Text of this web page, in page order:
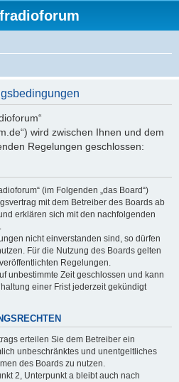
wird zwischen Ihnen und dem
Regelungen geschlossen:
(im Folgenden „das Board“)
mit dem Betreiber des Boards ab
erklären sich mit den nachfolgenden
nicht einverstanden sind, so dürfen
Für die Nutzung des Boards gelten
Regelungen.
unbestimmte Zeit geschlossen und kann
einer Frist jederzeit gekündigt
erteilen Sie dem Betreiber ein
unbeschränktes und unentgeltliches
des Boards zu nutzen.
2, Unterpunkt a bleibt auch nach